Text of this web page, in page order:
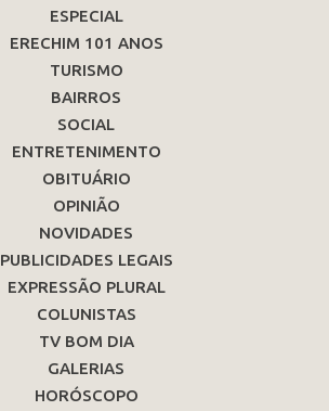
ESPECIAL
ERECHIM 101 ANOS
TURISMO
BAIRROS
SOCIAL
ENTRETENIMENTO
OBITUÁRIO
OPINIÃO
NOVIDADES
PUBLICIDADES LEGAIS
EXPRESSÃO PLURAL
COLUNISTAS
TV BOM DIA
GALERIAS
HORÓSCOPO